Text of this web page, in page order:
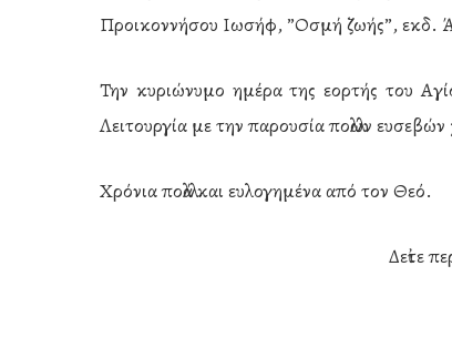
Προικοννήσου Ιωσήφ, ”Οσμή ζωής”, εκδ.
Την κυριώνυμο ημέρα της εορτής του
Λειτουργία με την παρουσία πολλών
Χρόνια πολλά και ευλογημένα από τον Θεό.
Δεἰτε